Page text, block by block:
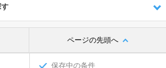
ページの先頭へ
保存中の条件